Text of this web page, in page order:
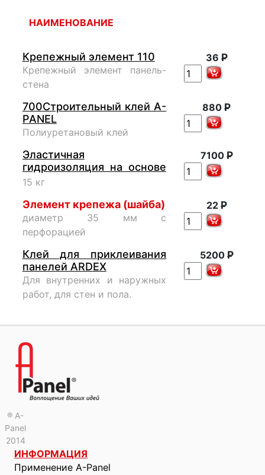
НАИМЕНОВАНИЕ
Крепежный элемент 110
Крепежный элемент панель-
стена
36 Р
700Строительный клей A-
PANEL
Полиуретановый клей
880 Р
Эластичная
гидроизоляция на основе
цемента
15 кг
7100 Р
Элемент крепежа (шайба)
диаметр 35 мм с
перфорацией
22 Р
Клей для приклеивания
панелей ARDEX
Для внутренних и наружных
работ, для стен и пола.
5200 Р
® A-
Panel
2014
ИНФОРМАЦИЯ
Применение A-Panel